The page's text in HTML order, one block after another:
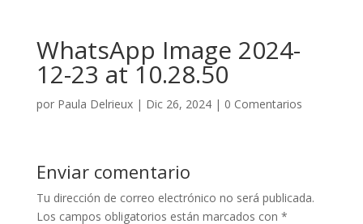
WhatsApp Image 2024-
12-23 at 10.28.50
por Paula Delrieux| Dic 26, 2024| 0 Comentarios
Enviar comentario
Tu dirección de correo electrónico no será publicada.
Los campos obligatorios están marcados con *